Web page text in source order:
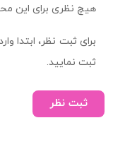
هیچ نظری برای این
برای ثبت نظر، ابتدا
ثبت نمایید.
ثبت نظر